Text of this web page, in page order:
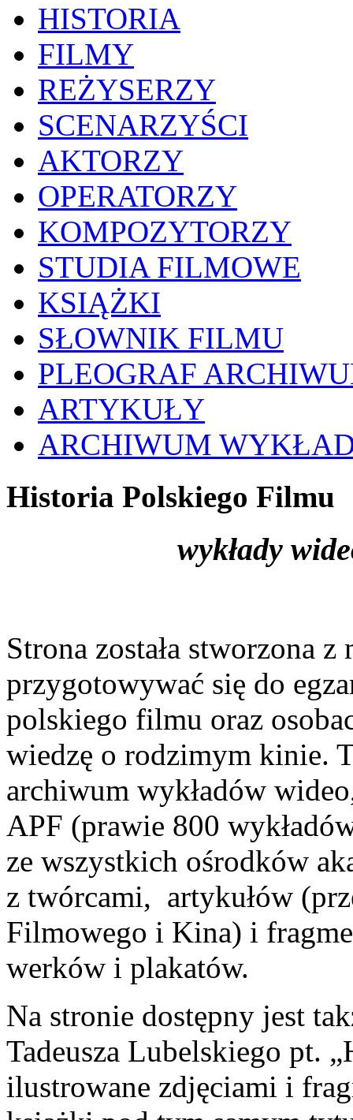
HISTORIA
FILMY
REŻYSERZY
SCENARZYŚCI
AKTORZY
OPERATORZY
KOMPOZYTORZY
STUDIA FILMOWE
KSIĄŻKI
SŁOWNIK FILMU
PLEOGRAF
ARTYKUŁY
ARCHIWUM
Historia Polskiego Filmu
wykłady
Strona została stworzona
przygotowywać się do
polskiego filmu oraz
wiedzę o rodzimym kinie.
archiwum wykładów
APF (prawie 800
ze wszystkich ośrodków
z twórcami, artykułów
Filmowego i Kina) i
werków i plakatów.
Na stronie dostępny jest
Tadeusza Lubelskiego pt.
ilustrowane zdjęciami i